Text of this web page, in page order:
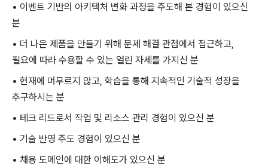
• 이벤트 기반의 아키텍처 변화 과정을 주도해 본 경험이 있으신
분
• 더 나은 제품을 만들기 위해 문제 해결 관점에서 접근하고,
필요에 따라 수용할 수 있는 열린 자세를 가지신 분
• 현재에 머무르지 않고, 학습을 통해 지속적인 기술적 성장을
추구하시는 분
• 테크 리드로서 작업 및 리소스 관리 경험이 있으신 분
• 기술 반영 주도 경험이 있으신 분
• 채용 도메인에 대한 이해도가 있으신 분